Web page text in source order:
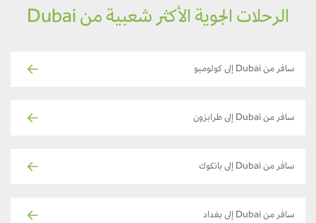
الرحلات الجوية الأكثر شعبية من Dubai
سافر من Dubai إلى كولومبو
سافر من Dubai إلى طرابزون
سافر من Dubai إلى بانكوك
سافر من Dubai إلى بغداد